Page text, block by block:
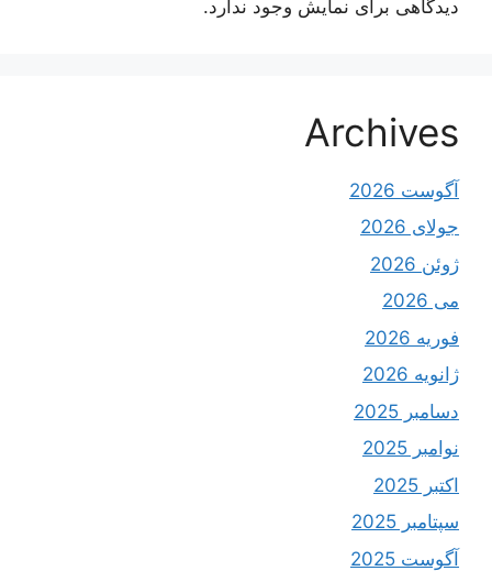
دیدگاهی برای نمایش وجود ندارد.
Archives
آگوست 2026
جولای 2026
ژوئن 2026
می 2026
فوریه 2026
ژانویه 2026
دسامبر 2025
نوامبر 2025
اکتبر 2025
سپتامبر 2025
آگوست 2025